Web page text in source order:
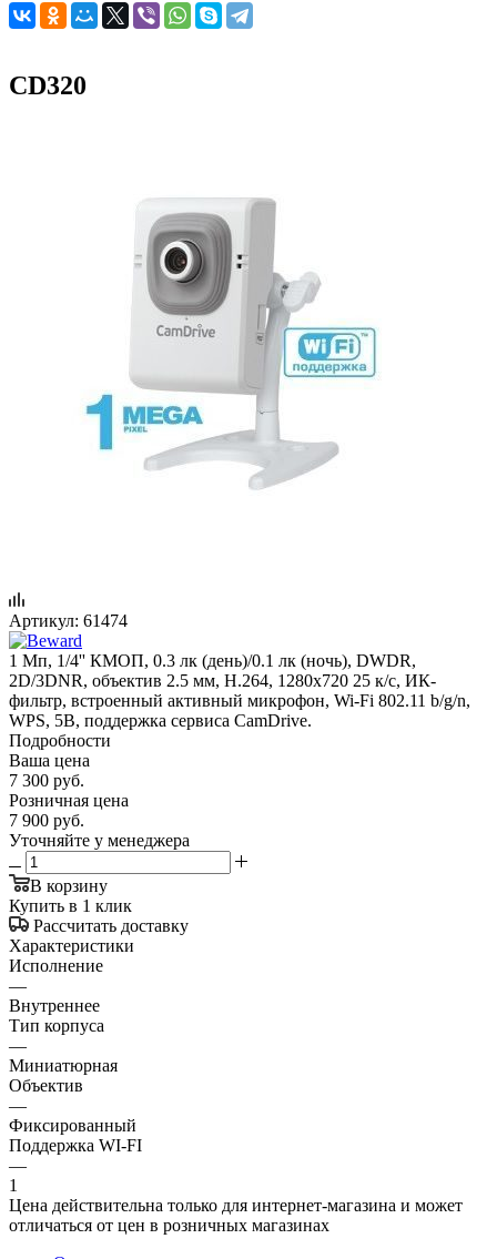
CD320
Артикул: 61474
1 Мп, 1/4'' КМОП, 0.3 лк (день)/0.1 лк (ночь), DWDR,
2D/3DNR, объектив 2.5 мм, Н.264, 1280x720 25 к/с, ИК-
фильтр, встроенный активный микрофон, Wi-Fi 802.11 b/g/n,
WPS, 5В, поддержка сервиса CamDrive.
Подробности
Ваша цена
7 300 руб.
Розничная цена
7 900 руб.
Уточняйте у менеджера
В корзину
Купить в 1 клик
Рассчитать доставку
Характеристики
Исполнение
—
Внутреннее
Тип корпуса
—
Миниатюрная
Объектив
—
Фиксированный
Поддержка WI-FI
—
1
Цена действительна только для интернет-магазина и может
отличаться от цен в розничных магазинах